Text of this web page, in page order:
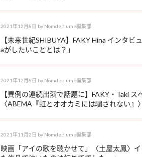
2021年12月8日 by Nomdeplume編集部
【未来世紀SHIBUYA】FAKY Hina インタビ
aがしたいこととは？」
2021年12月8日 by Nomdeplume編集部
【異例の連続出演で話題に】FAKY・Taki ス
〈ABEMA『虹とオオカミには騙されない』〉
2021年11月2日 by Nomdeplume編集部
映画「アイの歌を聴かせて」〈土屋太鳳〉